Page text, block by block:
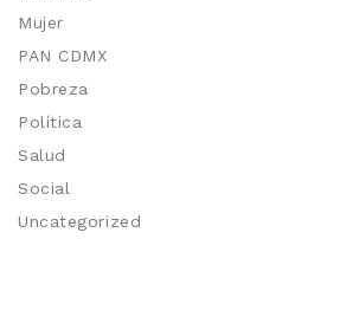
Mujer
PAN CDMX
Pobreza
Política
Salud
Social
Uncategorized